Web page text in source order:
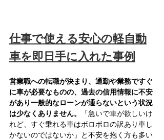
仕事で使える安心の軽自動
車を即日手に入れた事例
営業職への転職が決まり、通勤や業務ですぐ
に車が必要なものの、過去の信用情報に不安
があり一般的なローンが通らないという状況
は少なくありません。
「急いで車が欲しいけ
れど、すぐ乗れる車はボロボロの訳あり車し
かないのではないか」と不安を抱く方も多い